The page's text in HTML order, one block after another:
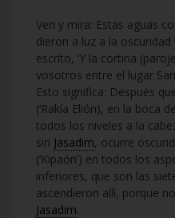
Ven y mira: Estas aguas
dieron a luz a la
escrito, ‘Y la cortina
vosotros entre el lugar
Esto significa: Después
(‘Rakía Elión), en la boca
todos los niveles a la
sin Jasadim, ocurre
(‘Kipaón’) en todos los
inferiores, que son las
ascendieron allí, porque
Jasadim.